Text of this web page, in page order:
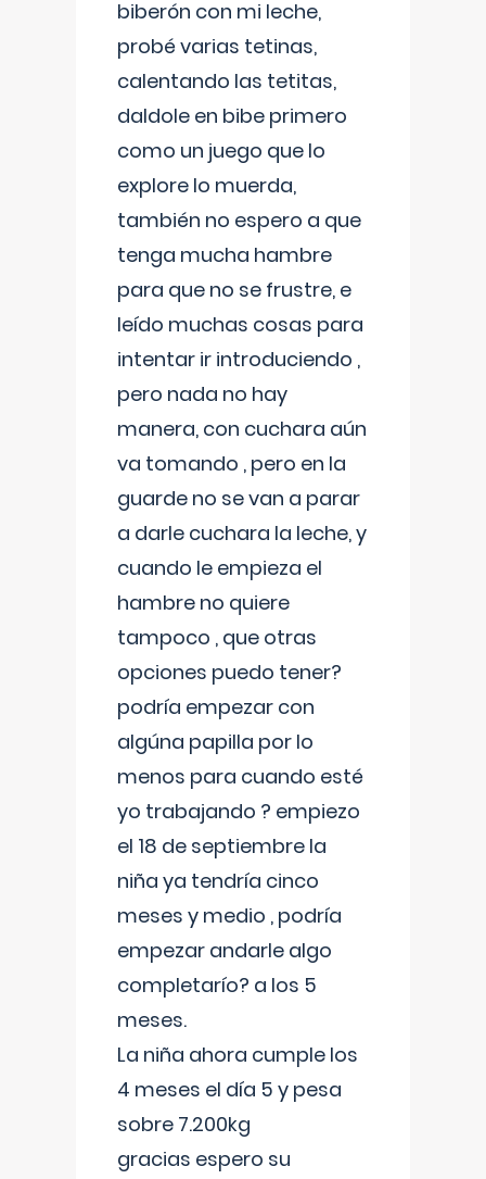
biberón con mi leche,
probé varias tetinas,
calentando las tetitas,
daldole en bibe primero
como un juego que lo
explore lo muerda,
también no espero a que
tenga mucha hambre
para que no se frustre, e
leído muchas cosas para
intentar ir introduciendo ,
pero nada no hay
manera, con cuchara aún
va tomando , pero en la
guarde no se van a parar
a darle cuchara la leche, y
cuando le empieza el
hambre no quiere
tampoco , que otras
opciones puedo tener?
podría empezar con
algúna papilla por lo
menos para cuando esté
yo trabajando ? empiezo
el 18 de septiembre la
niña ya tendría cinco
meses y medio , podría
empezar andarle algo
completarío? a los 5
meses.
La niña ahora cumple los
4 meses el día 5 y pesa
sobre 7.200kg
gracias espero su